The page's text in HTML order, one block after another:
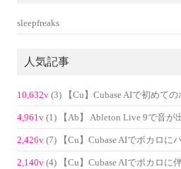
sleepfreaks
人気記事
10,632v (3) 【Cu】Cubase AIで初めての
4,961v (1) 【Ab】 Ableton Live 9で音が
2,426v (7) 【Cu】Cubase AIでボカロに
2,140v (4) 【Cu】Cubase AIでボカロに